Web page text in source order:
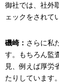
御社では、社外
ェックをされて
磯崎： さらに私
す。もちろん監
見、例えば厚労
たりしています